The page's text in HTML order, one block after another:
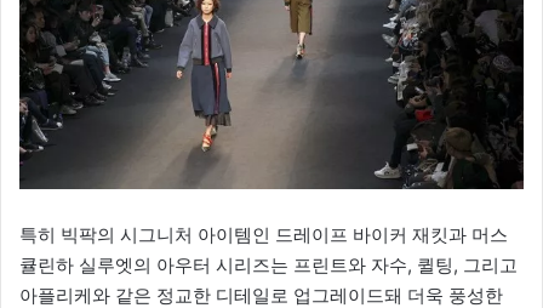
특히 빅팍의 시그니처 아이템인 드레이프 바이커 재킷과 머스
큘린하 실루엣의 아우터 시리즈는 프린트와 자수, 퀼팅, 그리고
아플리케와 같은 정교한 디테일로 업그레이드돼 더욱 풍성한